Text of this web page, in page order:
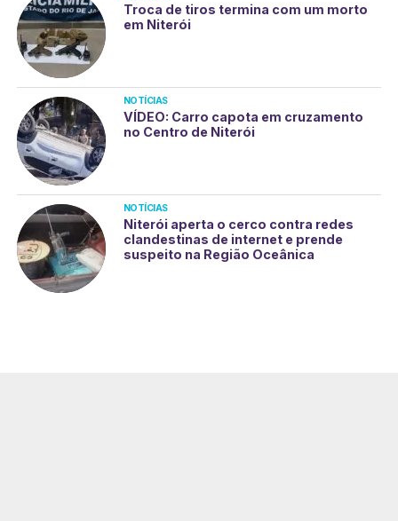
Troca de tiros termina com um morto
em Niterói
NOTÍCIAS
VÍDEO: Carro capota em cruzamento
no Centro de Niterói
NOTÍCIAS
Niterói aperta o cerco contra redes
clandestinas de internet e prende
suspeito na Região Oceânica